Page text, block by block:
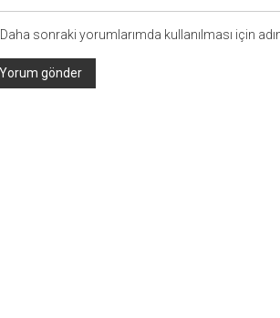
Daha sonraki yorumlarımda kullanılması için